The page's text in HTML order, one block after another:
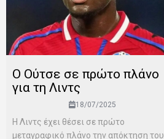
Ο Ούτσε σε πρώτο πλάνο
για τη Λιντς
18/07/2025
Η Λιντς έχει θέσει σε πρώτο
μεταγραφικό πλάνο την απόκτηση του